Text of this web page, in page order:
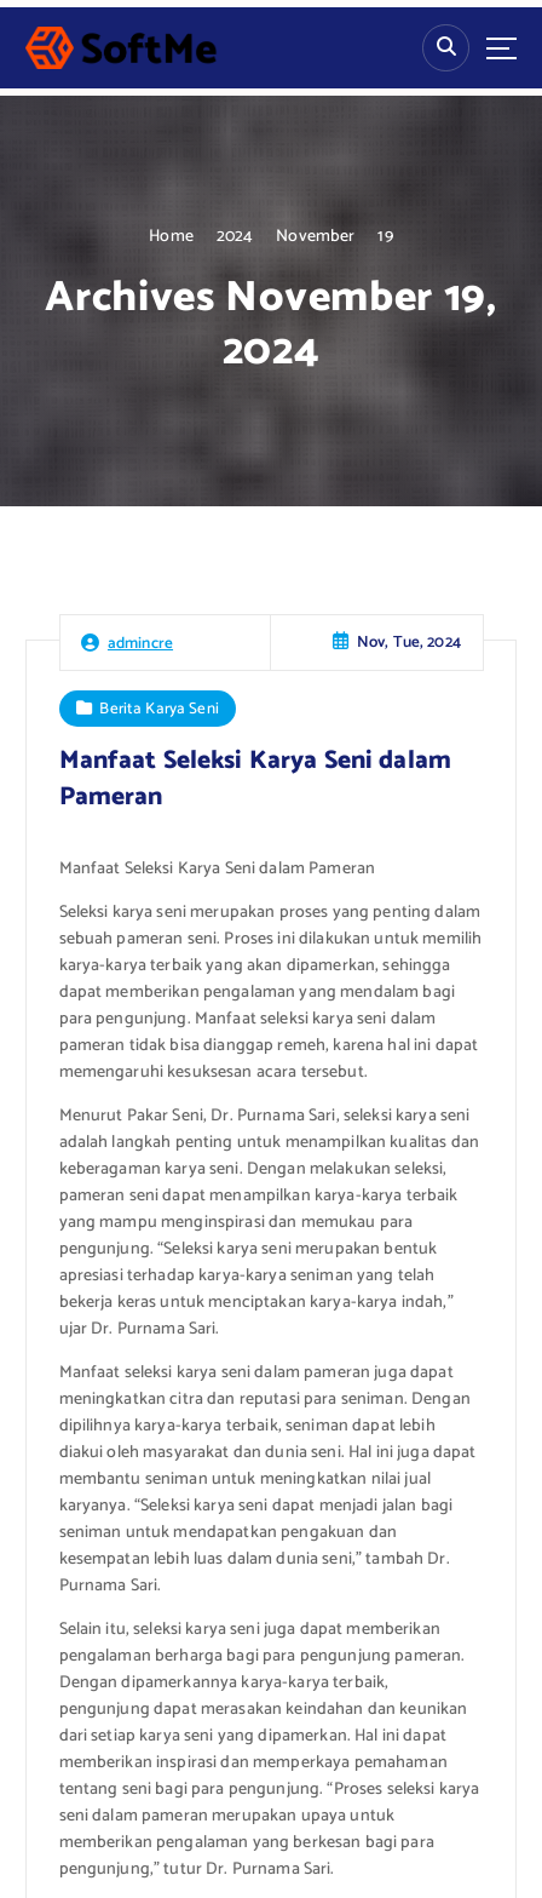
S
p
Home 2024 November 19
Archives November 19,
2024
admincre Nov, Tue, 2024
Berita Karya Seni
Manfaat Seleksi Karya Seni dalam
Pameran
Manfaat Seleksi Karya Seni dalam Pameran
Seleksi karya seni merupakan proses yang penting dalam
sebuah pameran seni. Proses ini dilakukan untuk memilih
karya-karya terbaik yang akan dipamerkan, sehingga
dapat memberikan pengalaman yang mendalam bagi
para pengunjung. Manfaat seleksi karya seni dalam
pameran tidak bisa dianggap remeh, karena hal ini dapat
memengaruhi kesuksesan acara tersebut.
Menurut Pakar Seni, Dr. Purnama Sari, seleksi karya seni
adalah langkah penting untuk menampilkan kualitas dan
keberagaman karya seni. Dengan melakukan seleksi,
pameran seni dapat menampilkan karya-karya terbaik
yang mampu menginspirasi dan memukau para
pengunjung. “Seleksi karya seni merupakan bentuk
apresiasi terhadap karya-karya seniman yang telah
bekerja keras untuk menciptakan karya-karya indah,”
ujar Dr. Purnama Sari.
Manfaat seleksi karya seni dalam pameran juga dapat
meningkatkan citra dan reputasi para seniman. Dengan
dipilihnya karya-karya terbaik, seniman dapat lebih
diakui oleh masyarakat dan dunia seni. Hal ini juga dapat
membantu seniman untuk meningkatkan nilai jual
karyanya. “Seleksi karya seni dapat menjadi jalan bagi
seniman untuk mendapatkan pengakuan dan
kesempatan lebih luas dalam dunia seni,” tambah Dr.
Purnama Sari.
Selain itu, seleksi karya seni juga dapat memberikan
pengalaman berharga bagi para pengunjung pameran.
Dengan dipamerkannya karya-karya terbaik,
pengunjung dapat merasakan keindahan dan keunikan
dari setiap karya seni yang dipamerkan. Hal ini dapat
memberikan inspirasi dan memperkaya pemahaman
tentang seni bagi para pengunjung. “Proses seleksi karya
seni dalam pameran merupakan upaya untuk
memberikan pengalaman yang berkesan bagi para
pengunjung,” tutur Dr. Purnama Sari.